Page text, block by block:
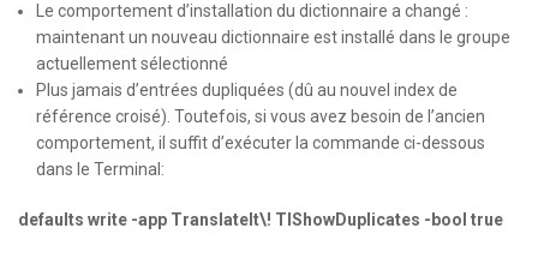
Le comportement d’installation du dictionnaire a changé :
maintenant un nouveau dictionnaire est installé dans le groupe
actuellement sélectionné
Plus jamais d’entrées dupliquées (dû au nouvel index de
référence croisé). Toutefois, si vous avez besoin de l’ancien
comportement, il suffit d’exécuter la commande ci-dessous
dans le Terminal:
defaults write -app TranslateIt\! TIShowDuplicates -bool true